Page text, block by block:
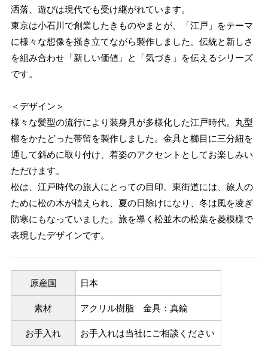
洒落、遊びは現代でも受け継がれています。
東京は小石川で創業したきものやまとが、「江戸」をテーマ
に様々な想像を掻き立てながら製作しました。伝統と新しさ
を組み合わせ「新しい価値」と「気づき」を伝えるシリーズ
です。
＜デザイン＞
様々な髪型の流行により装身具が多様化した江戸時代。丸型
櫛をかたどった帯留を製作しました。金具と櫛目に三分紐を
通して斜めに取り付け、着姿のアクセントとしてお楽しみい
ただけます。
松は、江戸時代の旅人にとっての目印。東街道には、旅人の
ために松の木が植えられ、夏の日除けになり、冬は風を凌ぎ
防寒にもなっていました。旅を導く松並木の松葉を菱模様で
表現したデザインです。
原産国 日本
素材 アクリル樹脂 金具：真鍮
お手入れ お手入れは当社にご相談ください